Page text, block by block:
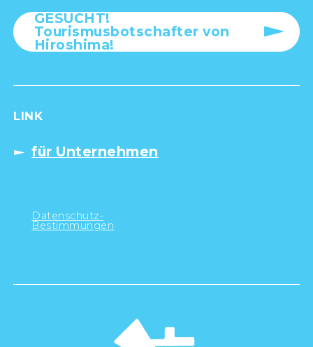
GESUCHT!
Tourismusbotschafter von
Hiroshima!
LINK
für Unternehmen
Datenschutz-
Bestimmungen